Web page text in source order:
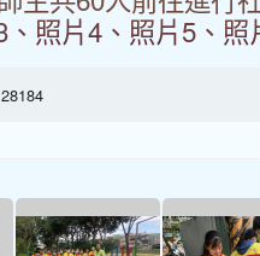
照片4、照片5、照